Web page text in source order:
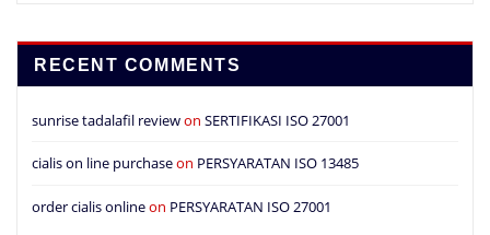
RECENT COMMENTS
sunrise tadalafil reviewon SERTIFIKASI ISO 27001
cialis on line purchaseon PERSYARATAN ISO 13485
order cialis onlineon PERSYARATAN ISO 27001